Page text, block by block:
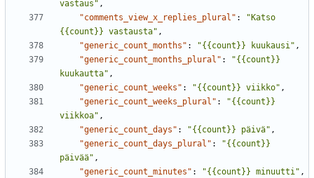
vastaus" ,
"comments_view_x_replies_plural" :
"Katso
{{count}} vastausta" ,
"generic_count_months" : "{{count}} kuukausi" ,
"generic_count_months_plural" :
"{{count}}
kuukautta" ,
"generic_count_weeks" : "{{count}} viikko" ,
"generic_count_weeks_plural" :
"{{count}}
viikkoa" ,
"generic_count_days" : "{{count}} päivä" ,
"generic_count_days_plural" :
"{{count}}
päivää" ,
"generic_count_minutes" : "{{count}} minuutti" ,